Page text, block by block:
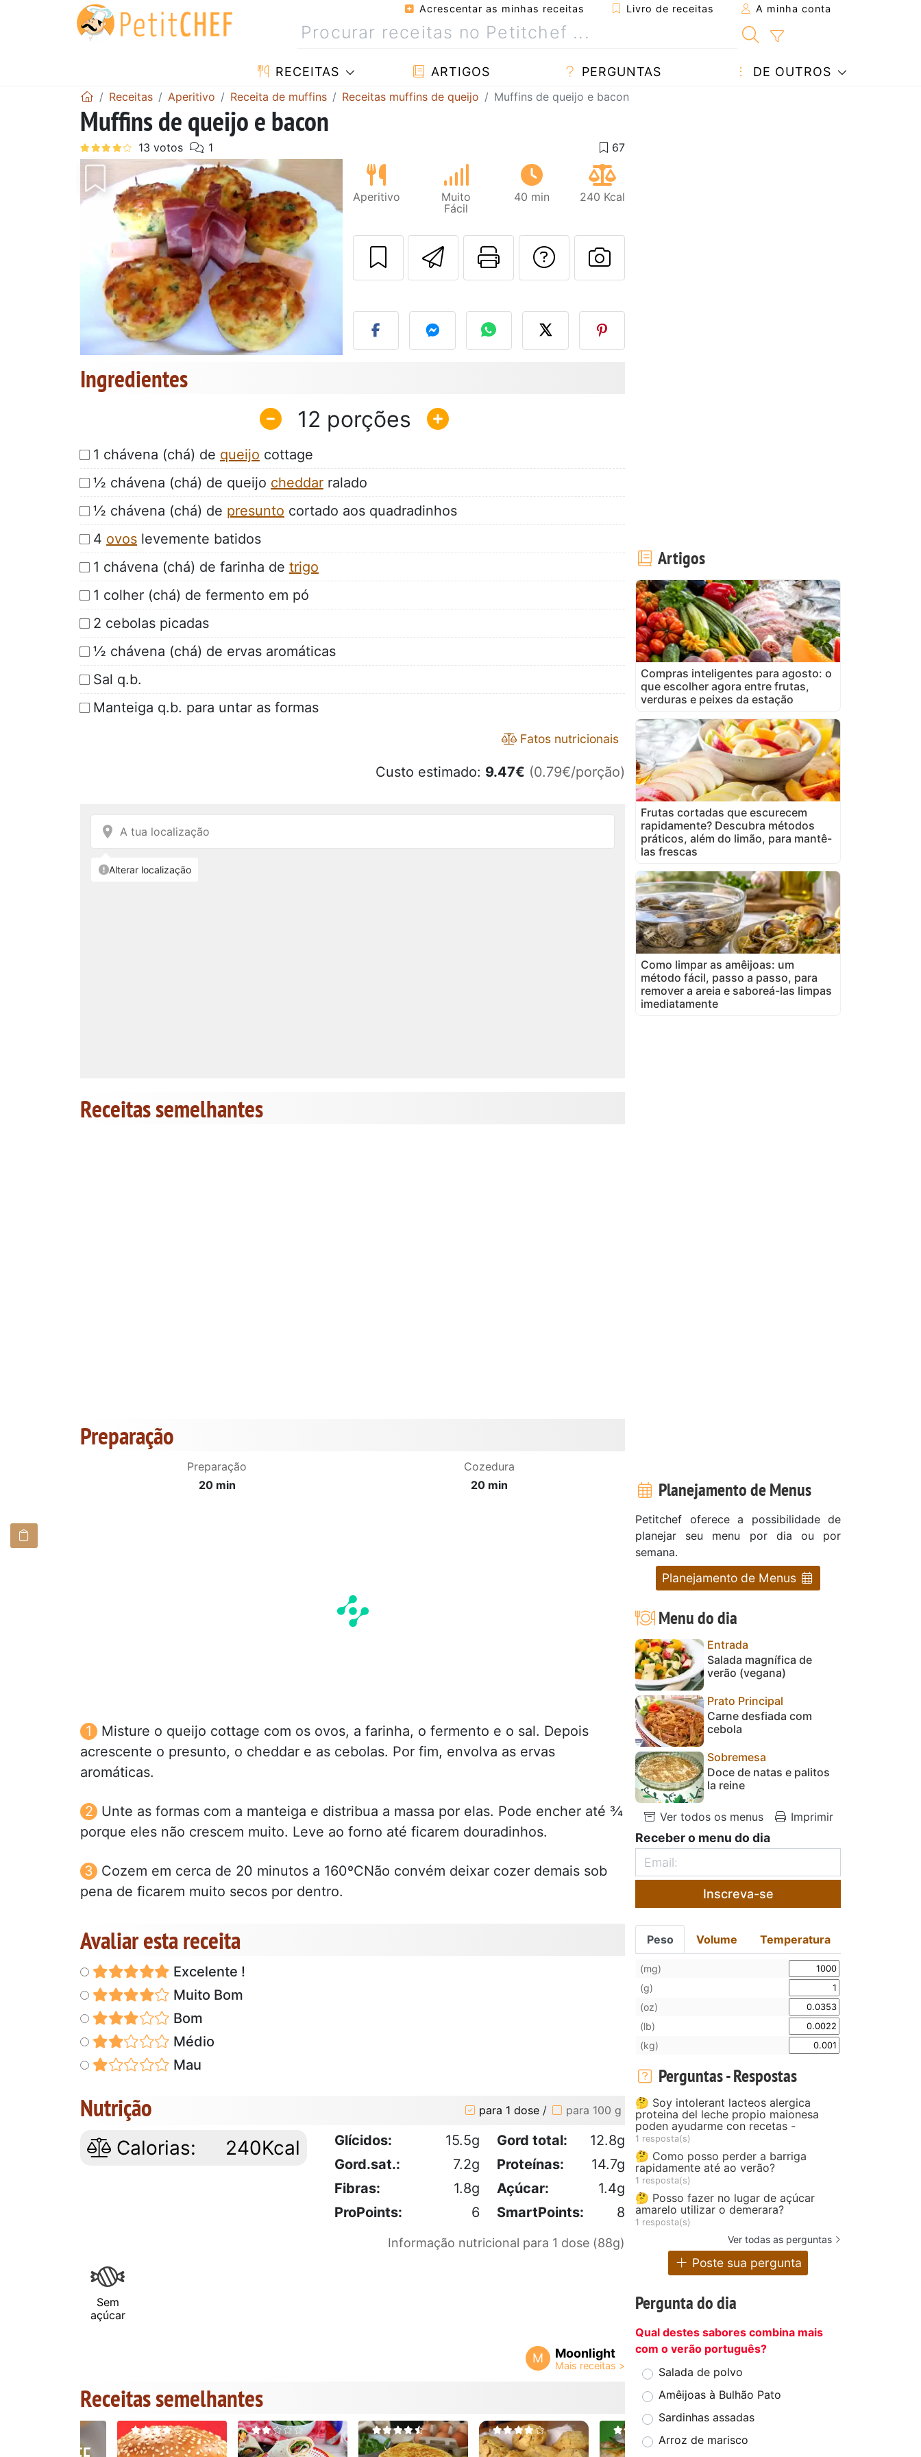
Acrescentar as minhas receitas Livro de receitas A minha conta
RECEITAS ARTIGOS PERGUNTAS DE OUTROS
Receitas Aperitivo Receita de muffins Receitas muffins de queijo Muffins de queijo e bacon
Muffins de queijo e bacon
Aperitivo
Muito
Fácil
40 min 240 Kcal
Enviar esta receita a um amigo
Imprima esta página
Falar com o autor da receita
Fez esta receita? Compartilhe
Ingredientes
12
1 chávena (chá) de queijo cottage
½ chávena (chá) de queijo cheddar ralado
½ chávena (chá) de presunto cortado aos quadradinhos
4 ovos levemente batidos
1 chávena (chá) de farinha de trigo
1 colher (chá) de fermento em pó
2 cebolas picadas
½ chávena (chá) de ervas aromáticas
Sal q.b.
Manteiga q.b. para untar as formas
Fatos nutricionais
Custo estimado: 9.47€ (0.79€/porção)
Receitas semelhantes
Preparação
Preparação
20 min
Cozedura
20 min
Misture o queijo cottage com os ovos, a farinha, o fermento e o sal. Depois
acrescente o presunto, o cheddar e as cebolas. Por fim, envolva as ervas
aromáticas.
Unte as formas com a manteiga e distribua a massa por elas. Pode encher até ¾
porque eles não crescem muito. Leve ao forno até ficarem douradinhos.
Cozem em cerca de 20 minutos a 160ºCNão convém deixar cozer demais sob
pena de ficarem muito secos por dentro.
Avaliar esta receita
Excelente !
Muito Bom
Bom
Médio
Mau
Nutrição para 1 dose / para 100 g
Calorias: 240Kcal Glícidos: 15.5g Gord total:
12.8g
Gord.sat.:
7.2g Proteínas:
14.7g
Fibras:
1.8g Açúcar:
1.4g
ProPoints:
6 SmartPoints: 8
Informação nutricional para 1 dose (88g)
Sem
açúcar
M Moonlight
Receitas semelhantes
Artigos
Compras inteligentes para agosto: o
que escolher agora entre frutas,
verduras e peixes da estação
Frutas cortadas que escurecem
rapidamente? Descubra métodos
práticos, além do limão, para mantê-
las frescas
Como limpar as amêijoas: um
método fácil, passo a passo, para
remover a areia e saboreá-las limpas
imediatamente
Planejamento de Menus
Petitchef oferece a possibilidade de
planejar seu menu por dia ou por
semana.
Planejamento de Menus
Menu do dia
Entrada
Salada magnífica de
verão (vegana)
Prato Principal
Carne desfiada com
cebola
Sobremesa
Doce de natas e palitos
la reine
Ver todos os menus Imprimir
Receber o menu do dia
Inscreva-se
Peso Volume Temperatura
(mg)
(g)
(oz)
(lb)
(kg)
Perguntas - Respostas
🤔 Soy intolerant lacteos alergica
proteina del leche propio maionesa
poden ayudarme con recetas -
1 resposta(s)
🤔 Como posso perder a barriga
rapidamente até ao verão?
1 resposta(s)
🤔 Posso fazer no lugar de açúcar
amarelo utilizar o demerara?
1 resposta(s)
Ver todas as perguntas
Poste sua pergunta
Pergunta do dia
Qual destes sabores combina mais
com o verão português?
Salada de polvo
Amêijoas à Bulhão Pato
Sardinhas assadas
Arroz de marisco